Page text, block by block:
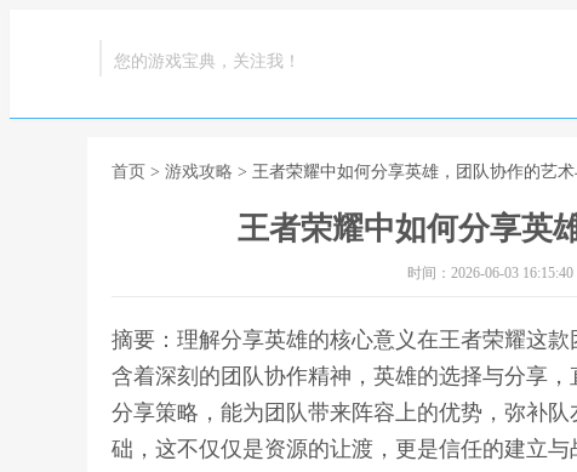
您的游戏宝典，关注我！
首页 > 游戏攻略 > 王者荣耀中如何分享英雄，团队协作的艺
王者荣耀中如何分享英
时间：2026-06-03 16:15:40
摘要：理解分享英雄的核心意义在王者荣耀这
含着深刻的团队协作精神，英雄的选择与分享
分享策略，能为团队带来阵容上的优势，弥补
础，这不仅仅是资源的让渡，更是信任的建立